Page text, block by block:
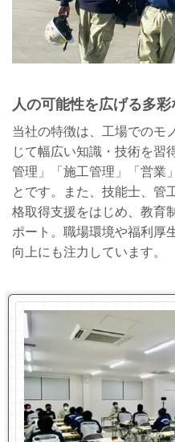
人の可能性を広げる多
当社の特徴は、工場でのモ
じて幅広い知識・技術を習
管理」「施工管理」「営業
とです。また、技能士、管
格取得支援をはじめ、教育
ポート。職場環境や福利厚
向上にも注力しています。